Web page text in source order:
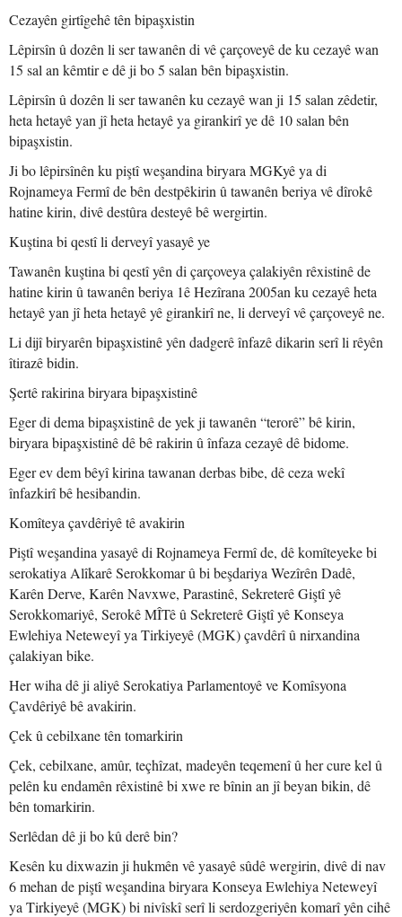
Cezayên girtîgehê tên bipaşxistin
Lêpirsîn û dozên li ser tawanên di vê çarçoveyê de ku cezayê wan
15 sal an kêmtir e dê ji bo 5 salan bên bipaşxistin.
Lêpirsîn û dozên li ser tawanên ku cezayê wan ji 15 salan zêdetir,
heta hetayê yan jî heta hetayê ya girankirî ye dê 10 salan bên
bipaşxistin.
Ji bo lêpirsînên ku piştî weşandina biryara MGKyê ya di
Rojnameya Fermî de bên destpêkirin û tawanên beriya vê dîrokê
hatine kirin, divê destûra desteyê bê wergirtin.
Kuştina bi qestî li derveyî yasayê ye
Tawanên kuştina bi qestî yên di çarçoveya çalakiyên rêxistinê de
hatine kirin û tawanên beriya 1ê Hezîrana 2005an ku cezayê heta
hetayê yan jî heta hetayê yê girankirî ne, li derveyî vê çarçoveyê ne.
Li dijî biryarên bipaşxistinê yên dadgerê înfazê dikarin serî li rêyên
îtirazê bidin.
Şertê rakirina biryara bipaşxistinê
Eger di dema bipaşxistinê de yek ji tawanên “terorê” bê kirin,
biryara bipaşxistinê dê bê rakirin û înfaza cezayê dê bidome.
Eger ev dem bêyî kirina tawanan derbas bibe, dê ceza wekî
înfazkirî bê hesibandin.
Komîteya çavdêriyê tê avakirin
Piştî weşandina yasayê di Rojnameya Fermî de, dê komîteyeke bi
serokatiya Alîkarê Serokkomar û bi beşdariya Wezîrên Dadê,
Karên Derve, Karên Navxwe, Parastinê, Sekreterê Giştî yê
Serokkomariyê, Serokê MÎTê û Sekreterê Giştî yê Konseya
Ewlehiya Neteweyî ya Tirkiyeyê (MGK) çavdêrî û nirxandina
çalakiyan bike.
Her wiha dê ji aliyê Serokatiya Parlamentoyê ve Komîsyona
Çavdêriyê bê avakirin.
Çek û cebilxane tên tomarkirin
Çek, cebilxane, amûr, teçhîzat, madeyên teqemenî û her cure kel û
pelên ku endamên rêxistinê bi xwe re bînin an jî beyan bikin, dê
bên tomarkirin.
Serlêdan dê ji bo kû derê bin?
Kesên ku dixwazin ji hukmên vê yasayê sûdê wergirin, divê di nav
6 mehan de piştî weşandina biryara Konseya Ewlehiya Neteweyî
ya Tirkiyeyê (MGK) bi nivîskî serî li serdozgeriyên komarî yên cihê